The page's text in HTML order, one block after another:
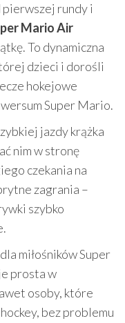
pierwszej rundy i
Mario Air
To dynamiczna
dzieci i dorośli
hokejowe
Super Mario.
jazdy krążka
nim w stronę
czekania na
zagrania –
szybko
miłośników Super
prosta w
osoby, które
bez problemu